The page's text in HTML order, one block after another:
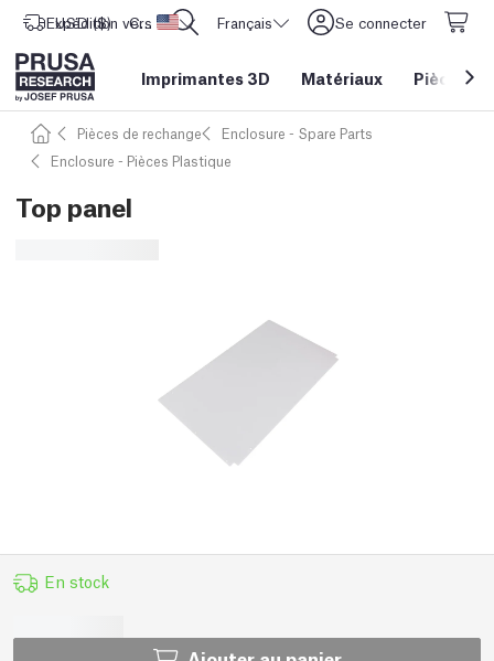
Expédition vers Etats-Unis d'Amérique
USD ($) CORE One L: Maintenant en stock ! Français Se connecter
Imprimantes 3D Matériaux Pièces&
Pièces de rechange
Enclosure - Spare Parts
Enclosure - Pièces Plastique
Top panel
En stock